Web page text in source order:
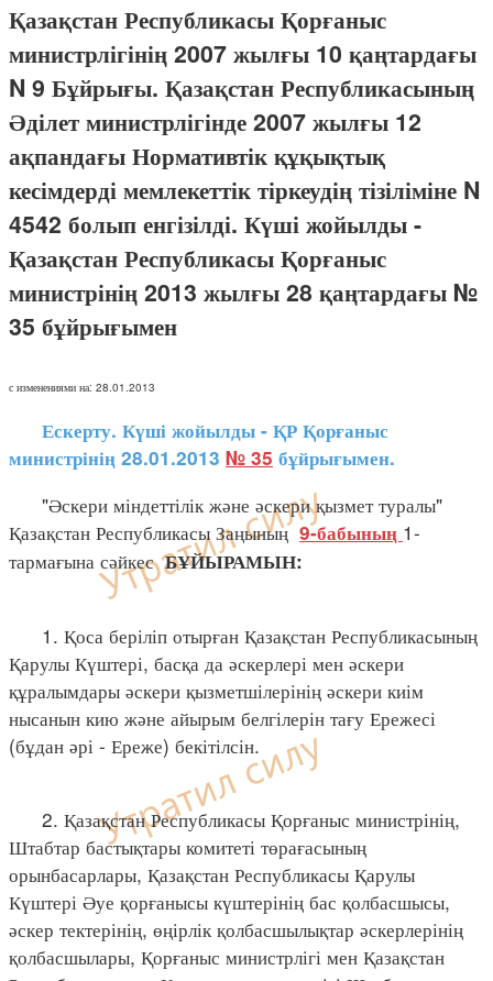
Қазақстан Республикасы Қорғаныс
министрлігінің 2007 жылғы 10 қаңтардағы
N 9 Бұйрығы. Қазақстан Республикасының
Әділет министрлігінде 2007 жылғы 12
ақпандағы Нормативтік құқықтық
кесімдерді мемлекеттік тіркеудің тізіліміне N
4542 болып енгізілді. Күші жойылды -
Қазақстан Республикасы Қорғаныс
министрінің 2013 жылғы 28 қаңтардағы №
35 бұйрығымен
с изменениями на: 28.01.2013
Ескерту. Күші жойылды - ҚР Қорғаныс
министрінің 28.01.2013 № 35 бұйрығымен.
"Әскери міндеттілік және әскери қызмет туралы"
Қазақстан Республикасы Заңының 9-бабының 1-
тармағына сәйкесБҰЙЫРАМЫН:
1. Қоса беріліп отырған Қазақстан Республикасының
Қарулы Күштері, басқа да әскерлері мен әскери
құралымдары әскери қызметшілерінің әскери киім
нысанын кию және айырым белгілерін тағу Ережесі
(бұдан әрі - Ереже) бекітілсін.
2. Қазақстан Республикасы Қорғаныс министрінің,
Штабтар бастықтары комитеті төрағасының
орынбасарлары, Қазақстан Республикасы Қарулы
Күштері Әуе қорғанысы күштерінің бас қолбасшысы,
әскер тектерінің, өңірлік қолбасшылықтар әскерлерінің
қолбасшылары, Қорғаныс министрлігі мен Қазақстан